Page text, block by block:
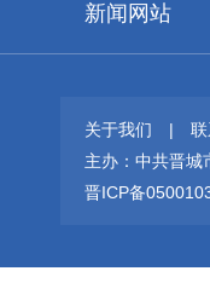
新闻网站
关于我们 |
主办：中共晋城
晋ICP备